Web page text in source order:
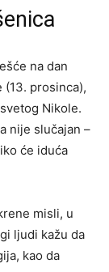
na dan
prosinca),
Nikole.
nije slučajan –
će iduća
misli, u
ljudi kažu da
kao da